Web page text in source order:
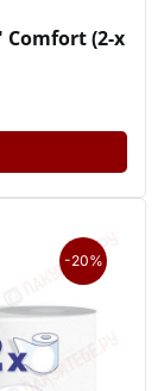
(2-х
-20%